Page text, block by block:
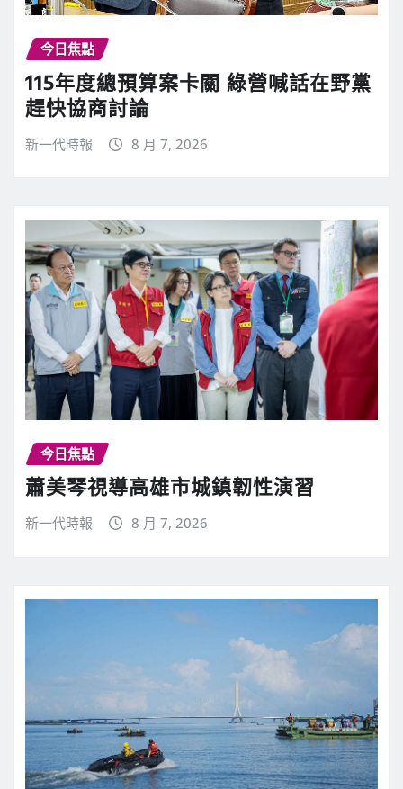
今日焦點
115年度總預算案卡關 綠營喊話在野黨
趕快協商討論
新一代時報 8 月 7, 2026
今日焦點
蕭美琴視導高雄市城鎮韌性演習
新一代時報 8 月 7, 2026